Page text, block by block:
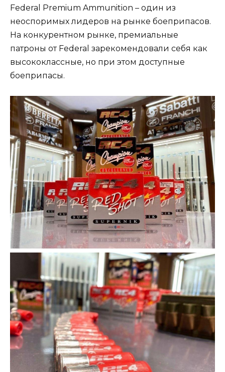
Federal Premium Ammunition – один из
неоспоримых лидеров на рынке боеприпасов.
На конкурентном рынке, премиальные
патроны от Federal зарекомендовали себя как
высококлассные, но при этом доступные
боеприпасы.